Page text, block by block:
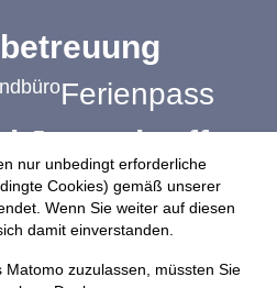
nur unbedingt erforderliche
Cookies) gemäß unserer
Wenn Sie weiter auf diesen
damit einverstanden.
Matomo zuzulassen, müssten Sie
Ferienpass
Jugendtreffs
Jugendsozialarbeit
Mach mit!
Schule-Beruf